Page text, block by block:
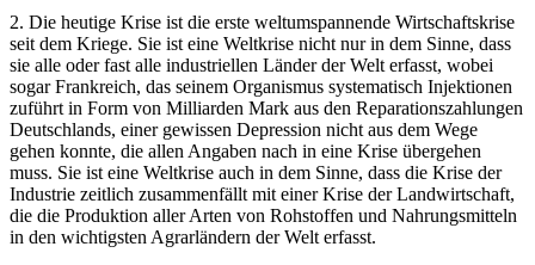
2. Die heutige Krise ist die erste weltumspannende Wirtschaftskrise
seit dem Kriege. Sie ist eine Weltkrise nicht nur in dem Sinne, dass
sie alle oder fast alle industriellen Länder der Welt erfasst, wobei
sogar Frankreich, das seinem Organismus systematisch Injektionen
zuführt in Form von Milliarden Mark aus den Reparationszahlungen
Deutschlands, einer gewissen Depression nicht aus dem Wege
gehen konnte, die allen Angaben nach in eine Krise übergehen
muss. Sie ist eine Weltkrise auch in dem Sinne, dass die Krise der
Industrie zeitlich zusammenfällt mit einer Krise der Landwirtschaft,
die die Produktion aller Arten von Rohstoffen und Nahrungsmitteln
in den wichtigsten Agrarländern der Welt erfasst.